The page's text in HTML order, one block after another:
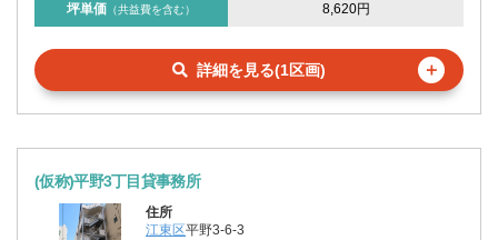
坪単価 （共益費を含む） 8,620円
詳細を見る(1区画) ＋
(仮称)平野3丁目貸事務所
住所
江東区平野3-6-3